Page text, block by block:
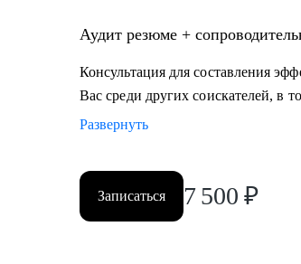
Аудит резюме +
Консультация для составления
Вас среди других соискателей, в
Развернуть
Записаться 7 500 ₽